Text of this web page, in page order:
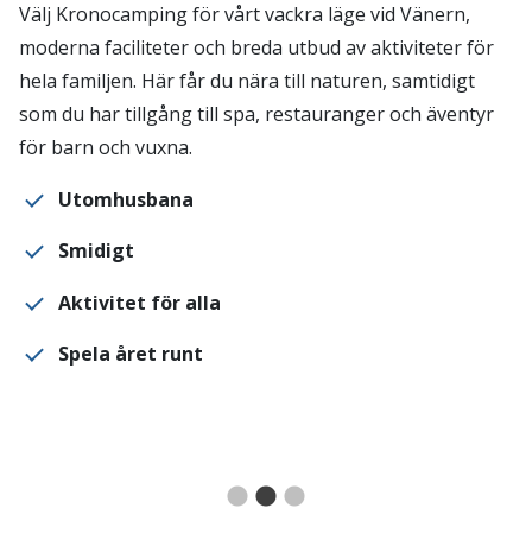
Välj Kronocamping för vårt vackra läge vid Vänern,
moderna faciliteter och breda utbud av aktiviteter för
hela familjen. Här får du nära till naturen, samtidigt
som du har tillgång till spa, restauranger och äventyr
för barn och vuxna.
Utomhusbana
Smidigt
Aktivitet för alla
Spela året runt